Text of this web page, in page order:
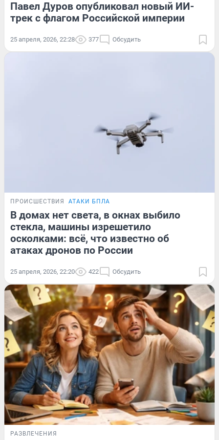
Павел Дуров опубликовал новый ИИ-
трек с флагом Российской империи
25 апреля, 2026, 22:28 377 Обсудить
ПРОИСШЕСТВИЯ АТАКИ БПЛА
В домах нет света, в окнах выбило
стекла, машины изрешетило
осколками: всё, что известно об
атаках дронов по России
25 апреля, 2026, 22:20 422 Обсудить
РАЗВЛЕЧЕНИЯ